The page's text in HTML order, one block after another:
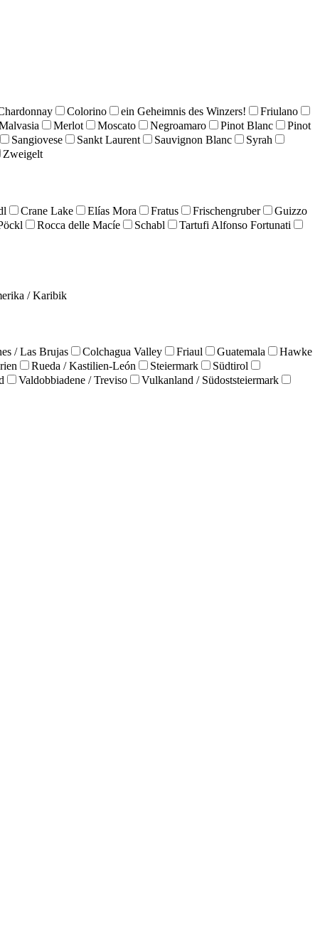
Colorino ein Geheimnis des Winzers!
Friulano
Merlot Moscato Negroamaro Pinot Blanc
Pinot
Sangiovese Sankt Laurent Sauvignon Blanc
Syrah
Zweigelt
Crane Lake Elías Mora Fratus Frischengruber
Guizzo
Rocca delle Macíe Schabl
Tartufi Alfonso Fortunati
/ Karibik
/ Las Brujas Colchagua Valley Friaul Guatemala
Hawke
Rueda / Kastilien-León Steiermark
Südtirol
Valdobbiadene / Treviso
Vulkanland / Südoststeiermark